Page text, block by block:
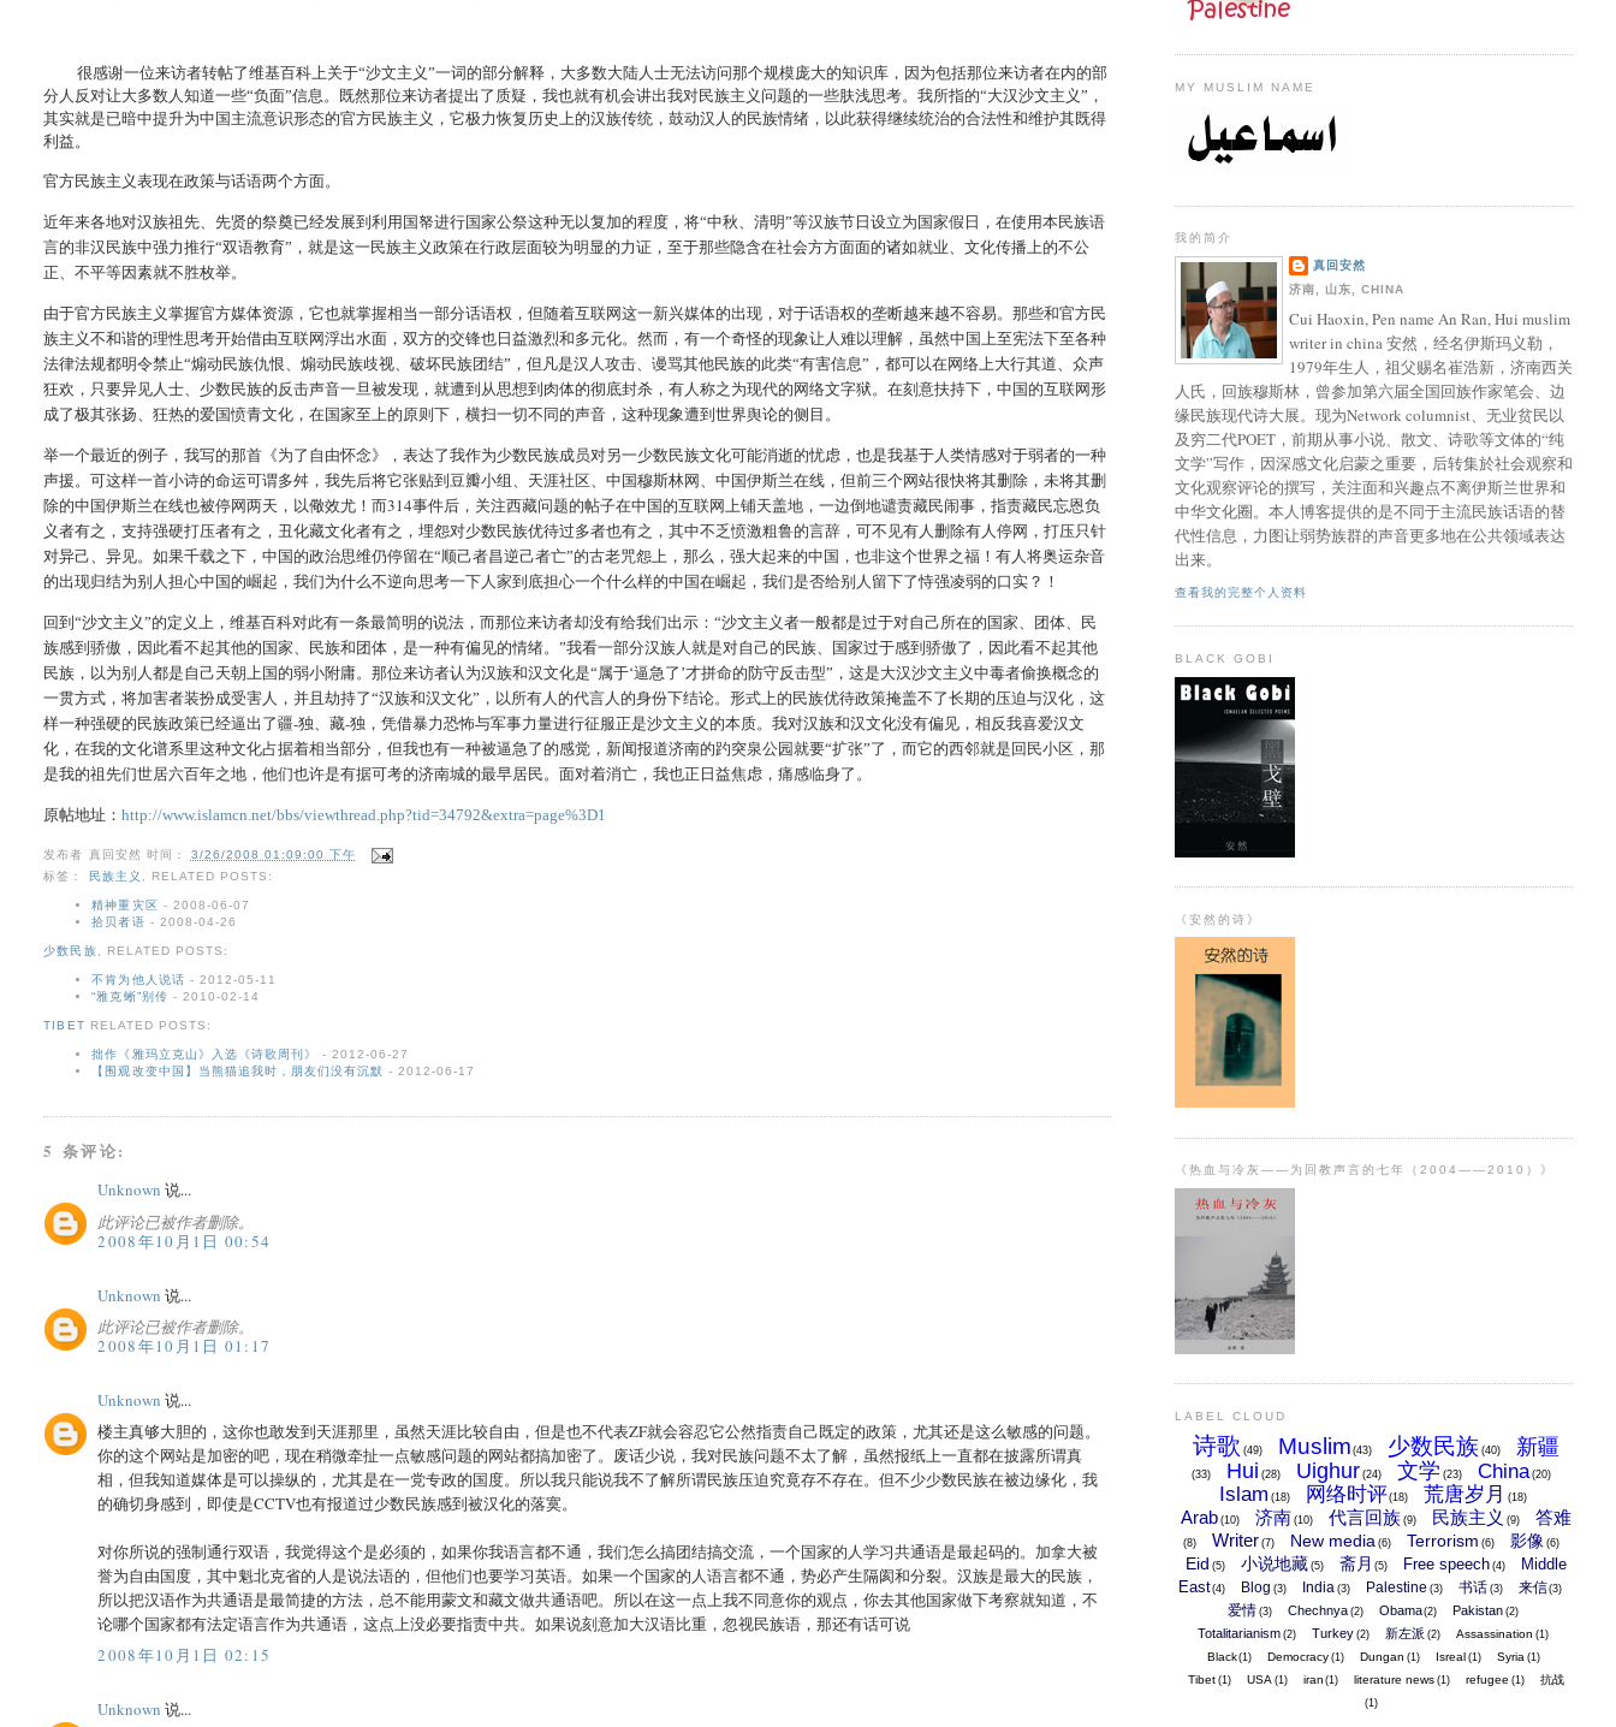
很感谢一位来访者转帖了维基百科上关于“沙文主义”一词的部分解释，大多数大陆人士无法访问那个规模庞大的知识库，因为包括那位来访者在内的部
分人反对让大多数人知道一些“负面”信息。既然那位来访者提出了质疑，我也就有机会讲出我对民族主义问题的一些肤浅思考。我所指的“大汉沙文主义”，
其实就是已暗中提升为中国主流意识形态的官方民族主义，它极力恢复历史上的汉族传统，鼓动汉人的民族情绪，以此获得继续统治的合法性和维护其既得
利益。
官方民族主义表现在政策与话语两个方面。
近年来各地对汉族祖先、先贤的祭奠已经发展到利用国帑进行国家公祭这种无以复加的程度，将“中秋、清明”等汉族节日设立为国家假日，在使用本民族语
言的非汉民族中强力推行“双语教育”，就是这一民族主义政策在行政层面较为明显的力证，至于那些隐含在社会方方面面的诸如就业、文化传播上的不公
正、不平等因素就不胜枚举。
由于官方民族主义掌握官方媒体资源，它也就掌握相当一部分话语权，但随着互联网这一新兴媒体的出现，对于话语权的垄断越来越不容易。那些和官方民
族主义不和谐的理性思考开始借由互联网浮出水面，双方的交锋也日益激烈和多元化。然而，有一个奇怪的现象让人难以理解，虽然中国上至宪法下至各种
法律法规都明令禁止“煽动民族仇恨、煽动民族歧视、破坏民族团结”，但凡是汉人攻击、谩骂其他民族的此类“有害信息”，都可以在网络上大行其道、众声
狂欢，只要异见人士、少数民族的反击声音一旦被发现，就遭到从思想到肉体的彻底封杀，有人称之为现代的网络文字狱。在刻意扶持下，中国的互联网形
成了极其张扬、狂热的爱国愤青文化，在国家至上的原则下，横扫一切不同的声音，这种现象遭到世界舆论的侧目。
举一个最近的例子，我写的那首《为了自由怀念》，表达了我作为少数民族成员对另一少数民族文化可能消逝的忧虑，也是我基于人类情感对于弱者的一种
声援。可这样一首小诗的命运可谓多舛，我先后将它张贴到豆瓣小组、天涯社区、中国穆斯林网、中国伊斯兰在线，但前三个网站很快将其删除，未将其删
除的中国伊斯兰在线也被停网两天，以儆效尤！而314事件后，关注西藏问题的帖子在中国的互联网上铺天盖地，一边倒地谴责藏民闹事，指责藏民忘恩负
义者有之，支持强硬打压者有之，丑化藏文化者有之，埋怨对少数民族优待过多者也有之，其中不乏愤激粗鲁的言辞，可不见有人删除有人停网，打压只针
对异己、异见。如果千载之下，中国的政治思维仍停留在“顺己者昌逆己者亡”的古老咒怨上，那么，强大起来的中国，也非这个世界之福！有人将奥运杂音
的出现归结为别人担心中国的崛起，我们为什么不逆向思考一下人家到底担心一个什么样的中国在崛起，我们是否给别人留下了恃强凌弱的口实？！
回到“沙文主义”的定义上，维基百科对此有一条最简明的说法，而那位来访者却没有给我们出示：“沙文主义者一般都是过于对自己所在的国家、团体、民
族感到骄傲，因此看不起其他的国家、民族和团体，是一种有偏见的情绪。”我看一部分汉族人就是对自己的民族、国家过于感到骄傲了，因此看不起其他
民族，以为别人都是自己天朝上国的弱小附庸。那位来访者认为汉族和汉文化是“属于‘逼急了’才拼命的防守反击型”，这是大汉沙文主义中毒者偷换概念的
一贯方式，将加害者装扮成受害人，并且劫持了“汉族和汉文化”，以所有人的代言人的身份下结论。形式上的民族优待政策掩盖不了长期的压迫与汉化，这
样一种强硬的民族政策已经逼出了疆-独、藏-独，凭借暴力恐怖与军事力量进行征服正是沙文主义的本质。我对汉族和汉文化没有偏见，相反我喜爱汉文
化，在我的文化谱系里这种文化占据着相当部分，但我也有一种被逼急了的感觉，新闻报道济南的趵突泉公园就要“扩张”了，而它的西邻就是回民小区，那
是我的祖先们世居六百年之地，他们也许是有据可考的济南城的最早居民。面对着消亡，我也正日益焦虑，痛感临身了。
原帖地址：http://www.islamcn.net/bbs/viewthread.php?tid=34792&extra=page%3D1
发布者 真回安然 时间： 3/26/2008 01:09:00 下午
标签：
民族主义 RELATED POSTS:
精神重灾区 - 2008-06-07
拾贝者语 - 2008-04-26
少数民族 RELATED POSTS:
不肯为他人说话 - 2012-05-11
“雅克蜥”别传 - 2010-02-14
TIBET RELATED POSTS:
拙作《雅玛立克山》入选《诗歌周刊》
- 2012-06-27
【围观改变中国】当熊猫追我时，朋友们没有沉默 - 2012-06-17
5 条评论:
Unknown 说...
此评论已被作者删除。
2008年10月1日 00:54
Unknown 说...
此评论已被作者删除。
2008年10月1日 01:17
Unknown 说...
楼主真够大胆的，这你也敢发到天涯那里，虽然天涯比较自由，但是也不代表ZF就会容忍它公然指责自己既定的政策，尤其还是这么敏感的问题。
你的这个网站是加密的吧，现在稍微牵扯一点敏感问题的网站都搞加密了。废话少说，我对民族问题不太了解，虽然报纸上一直都在披露所谓真
相，但我知道媒体是可以操纵的，尤其是在一党专政的国度。所以我只能说我不了解所谓民族压迫究竟存不存在。但不少少数民族在被边缘化，我
的确切身感到，即使是CCTV也有报道过少数民族感到被汉化的落寞。
对你所说的强制通行双语，我觉得这个是必须的，如果你我语言都不通，我们怎么搞团结搞交流，一个国家的人学习共通语是最起码的。加拿大被
誉为自由国度，其中魁北克省的人是说法语的，但他们也要学习英语。如果一个国家的人语言都不通，势必产生隔阂和分裂。汉族是最大的民族，
所以把汉语作为共通语是最简捷的方法，总不能用蒙文和藏文做共通语吧。所以在这一点上我不同意你的观点，你去其他国家做下考察就知道，不
论哪个国家都有法定语言作为共通语，这点上没必要指责中共。如果说刻意加大汉语比重，忽视民族语，那还有话可说
2008年10月1日 02:15
Unknown 说...
MY MUSLIM NAME
我的简介
真回安然
济南, 山东, CHINA
Cui Haoxin, Pen name An Ran, Hui muslim
writer in china 安然，经名伊斯玛义勒，
1979年生人，祖父赐名崔浩新，济南西关
人氏，回族穆斯林，曾参加第六届全国回族作家笔会、边
缘民族现代诗大展。现为Network columnist、无业贫民以
及穷二代POET，前期从事小说、散文、诗歌等文体的“纯
文学”写作，因深感文化启蒙之重要，后转集於社会观察和
文化观察评论的撰写，关注面和兴趣点不离伊斯兰世界和
中华文化圈。本人博客提供的是不同于主流民族话语的替
代性信息，力图让弱势族群的声音更多地在公共领域表达
出来。
查看我的完整个人资料
BLACK GOBI
《安然的诗》
《热血与冷灰——为回教声言的七年（2004——2010）》
LABEL CLOUD
诗歌 (49) Muslim (43) 少数民族 (40) 新疆
(33) Hui (28) Uighur (24) 文学 (23) China (20)
Islam (18) 网络时评(18) 荒唐岁月 (18)
Arab (10) 济南 (10) 代言回族 (9) 民族主义 (9) 答难
(8) Writer (7) New media (6) Terrorism (6) 影像 (6)
Eid (5) 小说地藏 (5) 斋月 (5) Free speech (4)
Middle
East(4) Blog (3) India (3) Palestine (3) 书话 (3) 来信(3)
爱情 (3) Chechnya (2) Obama(2) Pakistan (2)
Totalitarianism (2) Turkey (2) 新左派 (2) Assassination (1)
Black(1) Democracy (1) Dungan (1) Isreal (1) Syria (1)
Tibet (1) USA (1) iran (1) literature news (1) refugee (1) 抗战
(1)